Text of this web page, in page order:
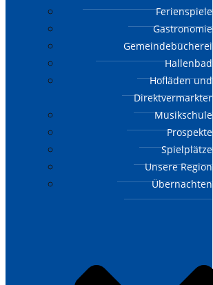
Ferienspiele
Gastronomie
Gemeindebücherei
Hallenbad
Hofläden und
Direktvermarkter
Musikschule
Prospekte
Spielplätze
Unsere Region
Übernachten